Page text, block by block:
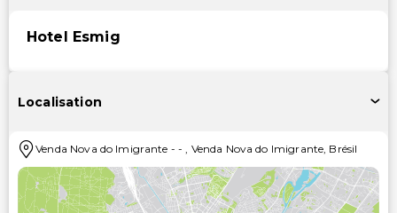
Hotel Esmig
Localisation
Venda Nova do Imigrante --, Venda Nova do Imigrante, Brésil